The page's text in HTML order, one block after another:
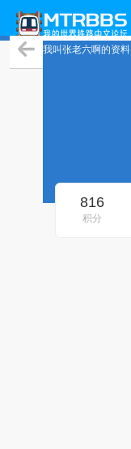
我叫张老六啊的资料
816
积分